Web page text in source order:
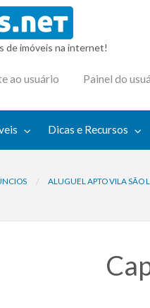
de imóveis na internet!
ao usuário Painel do
Dicas e Recursos
ALUGUEL APTO VILA SÃO